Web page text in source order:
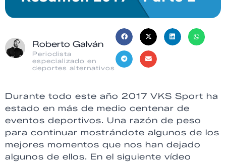
Roberto Galván
Periodista
especializado en
deportes alternativos
Durante todo este año 2017 VKS Sport ha
estado en más de medio centenar de
eventos deportivos. Una razón de peso
para continuar mostrándote algunos de los
mejores momentos que nos han dejado
algunos de ellos. En el siguiente vídeo